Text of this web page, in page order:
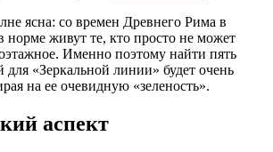
ясна: со времен Древнего Рима в
норме живут те, кто просто не может
Именно поэтому найти пять
«Зеркальной линии» будет очень
на ее очевидную «зеленость».
аспект